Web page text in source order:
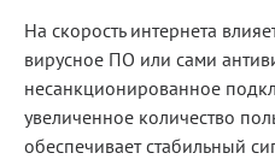
На скорость интернета
вирусное ПО или сами
несанкционированное
увеличенное количество
обеспечивает стабильный